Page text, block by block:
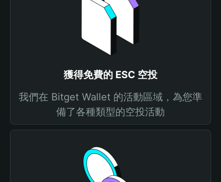
獲得免費的 ESC 空投
我們在 Bitget Wallet 的活動區域，為您準
備了各種類型的空投活動